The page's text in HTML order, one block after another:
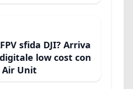
sfida DJI? Arriva
low cost con
Air Unit